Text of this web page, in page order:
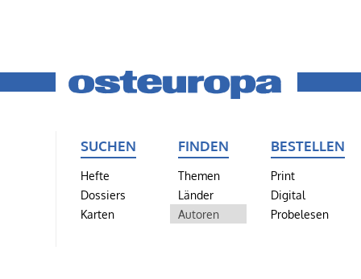
SUCHEN
Hefte
Dossiers
Karten
FINDEN
Themen
Länder
Autoren
BESTELLEN
Print
Digital
Probelesen